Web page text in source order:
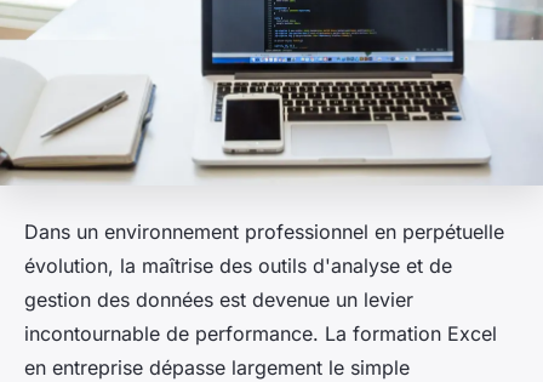
Dans un environnement professionnel en perpétuelle
évolution, la maîtrise des outils d'analyse et de
gestion des données est devenue un levier
incontournable de performance. La formation Excel
en entreprise dépasse largement le simple